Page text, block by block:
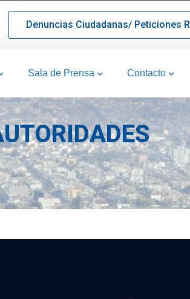
Denuncias Ciudadanas/ Peticiones
Sala de Prensa Contacto